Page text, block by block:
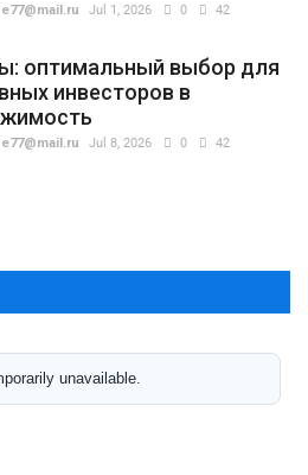
Jul 1, 2026 0 42
оптимальный выбор для
инвесторов в
Jul 8, 2026 0 42